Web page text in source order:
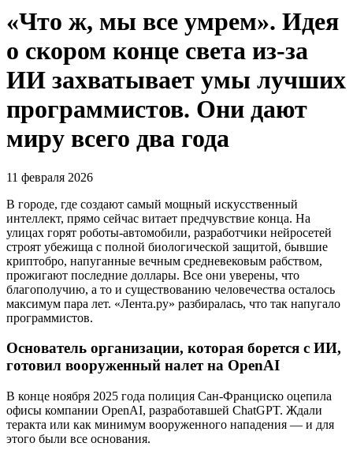
«Что ж, мы все умрем». Идея
о скором конце света из-за
ИИ захватывает умы лучших
программистов. Они дают
миру всего два года
11 февраля 2026
В городе, где создают самый мощный искусственный
интеллект, прямо сейчас витает предчувствие конца. На
улицах горят роботы-автомобили, разработчики нейросетей
строят убежища с полной биологической защитой, бывшие
криптобро, напуганные вечным средневековым рабством,
прожигают последние доллары. Все они уверены, что
благополучию, а то и существованию человечества осталось
максимум пара лет. «Лента.ру» разбиралась, что так напугало
программистов.
Основатель организации, которая борется с ИИ,
готовил вооруженный налет на OpenAI
В конце ноября 2025 года полиция Сан-Франциско оцепила
офисы компании OpenAI, разработавшей ChatGPT. Ждали
теракта или как минимум вооруженного нападения — и для
этого были все основания.